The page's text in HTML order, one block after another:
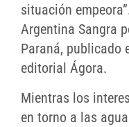
situación
Argentina Sangra
Paraná, publicado
editorial Ágora.
Mientras los
en torno a las